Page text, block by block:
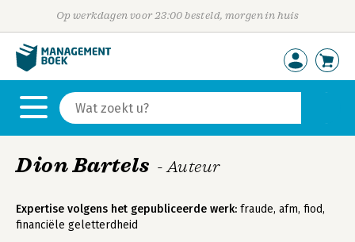
Op werkdagen voor 23:00 besteld, morgen in huis
Dion Bartels - Auteur
Expertise volgens het gepubliceerde werk: fraude, afm, fiod,
financiële geletterdheid